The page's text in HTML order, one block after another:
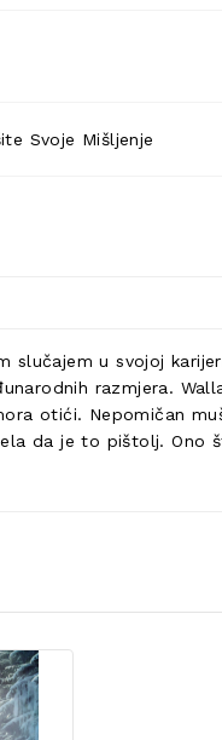
Svoje Mišljenje
slučajem u svojoj
razmjera.
otići. Nepomičan
da je to pištolj. Ono